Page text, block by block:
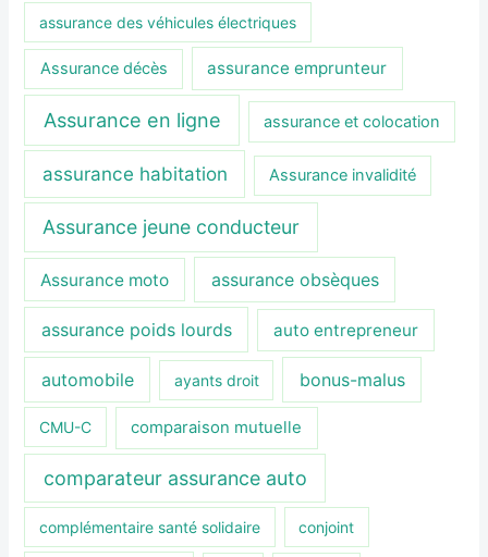
assurance des véhicules électriques
Assurance décès assurance emprunteur
Assurance en ligne assurance et colocation
assurance habitation Assurance invalidité
Assurance jeune conducteur
Assurance moto assurance obsèques
assurance poids lourds auto entrepreneur
automobile ayants droit bonus-malus
CMU-C comparaison mutuelle
comparateur assurance auto
complémentaire santé solidaire conjoint